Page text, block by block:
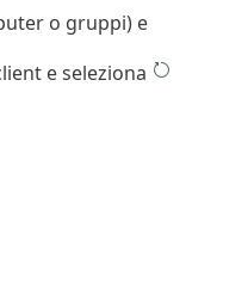
o gruppi) e
e seleziona